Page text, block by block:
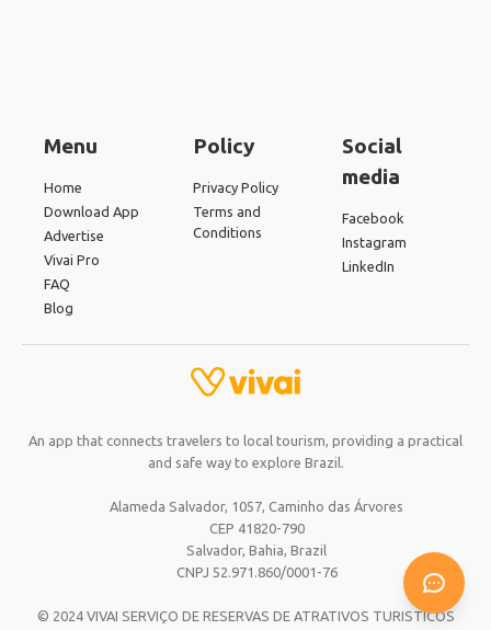
Menu
Home
Download App
Advertise
Vivai Pro
FAQ
Blog
Policy
Privacy Policy
Terms and
Conditions
Social
media
Facebook
Instagram
LinkedIn
An app that connects travelers to local tourism, providing a practical
and safe way to explore Brazil.
Alameda Salvador, 1057, Caminho das Árvores
CEP 41820-790
Salvador, Bahia, Brazil
CNPJ 52.971.860/0001-76
© 2024 VIVAI SERVIÇO DE RESERVAS DE ATRATIVOS TURISTICOS